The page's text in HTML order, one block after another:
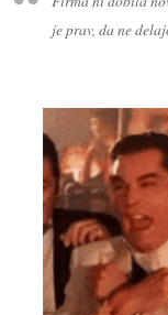
je prav, da ne